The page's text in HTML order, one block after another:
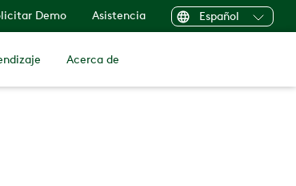
Demo Asistencia Español
Acerca de